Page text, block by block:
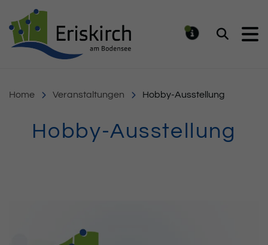
Suchen
Home Veranstaltungen Hobby-Ausstellung
Hobby-Ausstellung